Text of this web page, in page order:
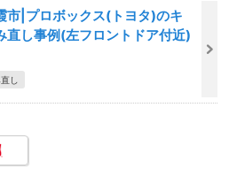
市|プロボックス(トヨタ)のキ
直し事例(左フロントドア付近)
し